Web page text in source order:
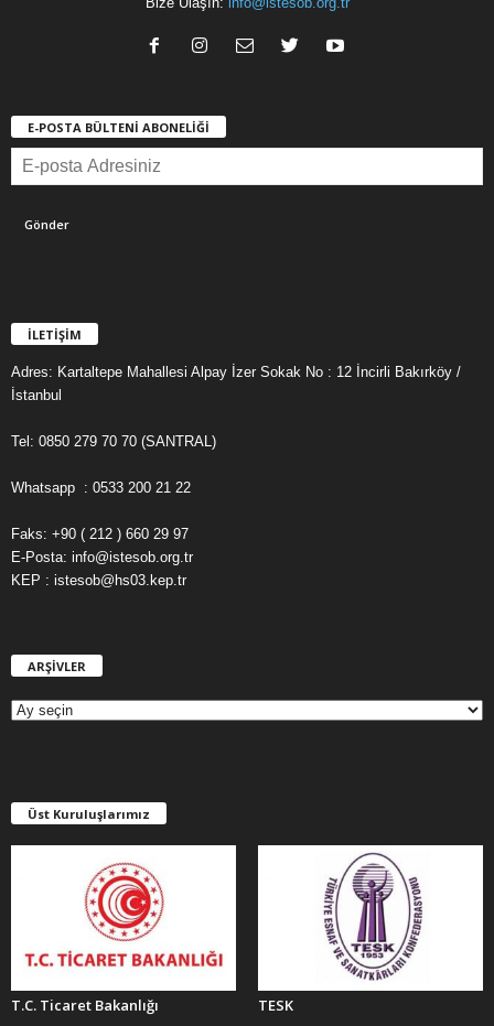
E-POSTA BÜLTENİ ABONELİĞİ
İLETİŞİM
Adres: Kartaltepe Mahallesi Alpay İzer Sokak No : 12 İncirli Bakırköy /
İstanbul
Tel: 0850 279 70 70 (SANTRAL)
Whatsapp : 0533 200 21 22
Faks: +90 ( 212 ) 660 29 97
E-Posta: info@istesob.org.tr
KEP : istesob@hs03.kep.tr
ARŞİVLER
E
R
Üst Kuruluşlarımız
T.C. Ticaret Bakanlığı TESK